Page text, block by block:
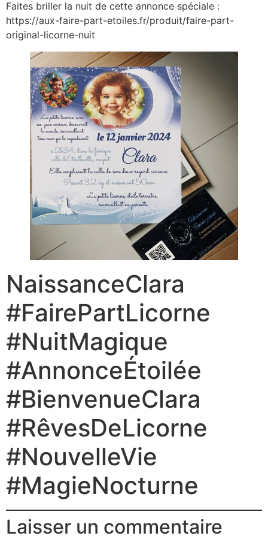
Faites briller la nuit de cette annonce spéciale :
https://aux-faire-part-etoiles.fr/produit/faire-part-
original-licorne-nuit
NaissanceClara
#FairePartLicorne
#NuitMagique
#AnnonceÉtoilée
#BienvenueClara
#RêvesDeLicorne
#NouvelleVie
#MagieNocturne
Laisser un commentaire